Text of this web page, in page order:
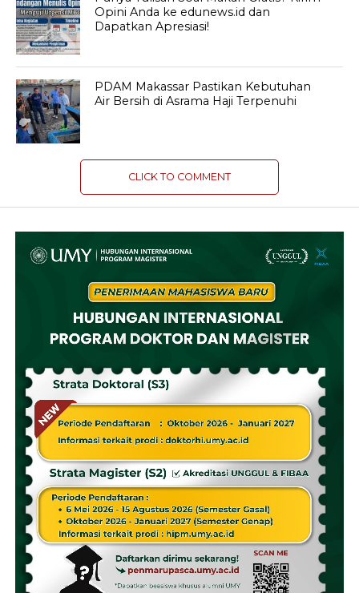
Opini Anda ke edunews.id dan
Dapatkan Apresiasi!
PDAM Makassar Pastikan Kebutuhan
Air Bersih di Asrama Haji Terpenuhi
CLICK TO COMMENT